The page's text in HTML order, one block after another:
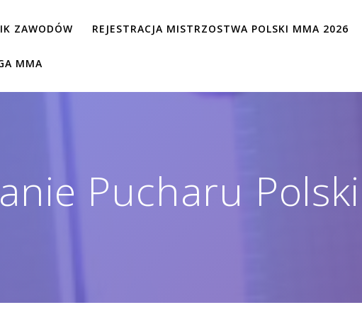
ZAWODÓW REJESTRACJA MISTRZOSTWA POLSKI MMA 2026
MMA
Pucharu